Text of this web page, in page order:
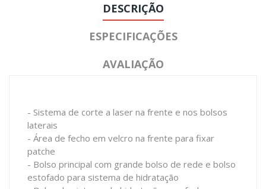
DESCRIÇÃO
ESPECIFICAÇÕES
AVALIAÇÃO
- Sistema de corte a laser na frente e nos bolsos
laterais
- Área de fecho em velcro na frente para fixar
patche
- Bolso principal com grande bolso de rede e bolso
estofado para sistema de hidratação